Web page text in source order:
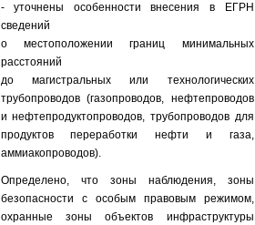
- уточнены особенности внесения в ЕГРН
сведений
о местоположении границ минимальных
расстояний
до магистральных или технологических
трубопроводов (газопроводов, нефтепроводов
и нефтепродуктопроводов, трубопроводов для
продуктов переработки нефти и газа,
аммиакопроводов).
Определено, что зоны наблюдения, зоны
безопасности с особым правовым режимом,
охранные зоны объектов инфраструктуры